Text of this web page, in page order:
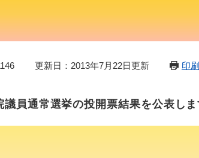
更新日：2013年7月22日更新 印
員通常選挙の投開票結果を公表しま